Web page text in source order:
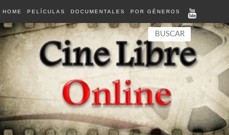
HOME PELÍCULAS DOCUMENTALES POR GÉNEROS